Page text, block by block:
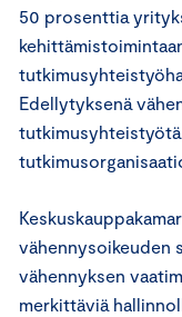
50 prosenttia
Edellytyksenä
vähennysoikeuden
vähennyksen
merkittäviä